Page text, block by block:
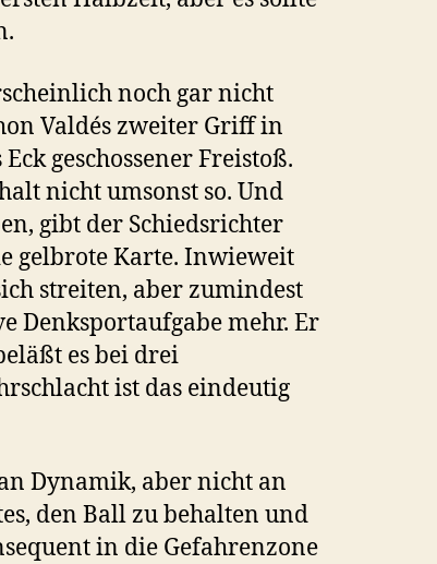
noch gar nicht
Valdés zweiter Griff in
geschossener Freistoß.
nicht umsonst so. Und
gibt der Schiedsrichter
gelbrote Karte. Inwieweit
streiten, aber zumindest
Denksportaufgabe mehr. Er
es bei drei
ist das eindeutig
Dynamik, aber nicht an
den Ball zu behalten und
in die Gefahrenzone